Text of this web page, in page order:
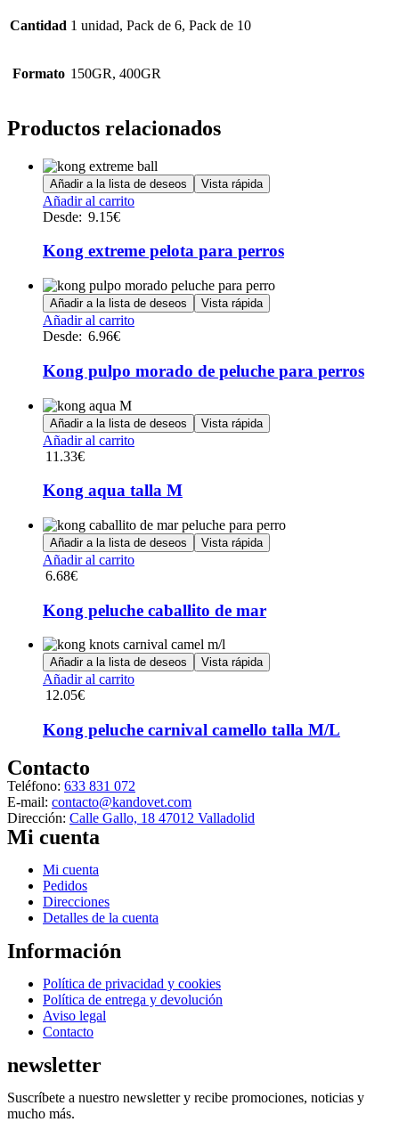
Cantidad 1 unidad, Pack de 6, Pack de 10
Formato 150GR, 400GR
Productos relacionados
Añadir a la lista de deseos Vista rápida
Añadir al carritoEste
múltiples
variantes.
Las
opciones
se
pueden
la
producto
Desde: 9.15€
Kong extreme pelota para perros
Añadir a la lista de deseos Vista rápida
Añadir al carritoEste
múltiples
variantes.
opciones
se
pueden
la
de
producto
Desde: 6.96€
Kong pulpo morado de peluche para perros
Añadir a la lista de deseos Vista rápida
Añadir al carrito
11.33€
Kong aqua talla M
Añadir a la lista de deseos Vista rápida
Añadir al carrito
6.68€
Kong peluche caballito de mar
Añadir a la lista de deseos Vista rápida
Añadir al carrito
12.05€
Kong peluche carnival camello talla M/L
Contacto
Teléfono: 633 831 072
E-mail: contacto@kandovet.com
Dirección: Calle Gallo, 18 47012 Valladolid
Mi cuenta
Menú
Mi cuenta
Pedidos
Direcciones
Detalles de la cuenta
Información
Menú
Política de privacidad y cookies
Política de entrega y devolución
Aviso legal
Contacto
newsletter
Suscríbete a nuestro newsletter y recibe promociones, noticias y
mucho más.